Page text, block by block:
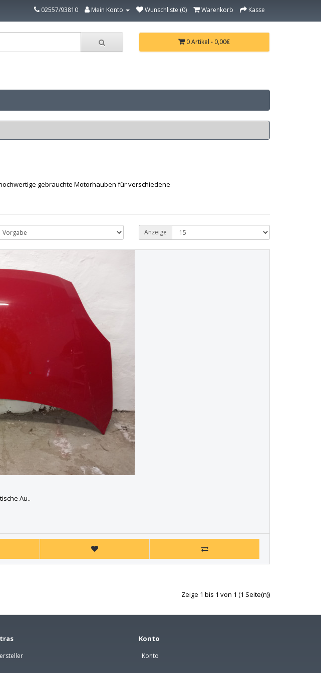
02557/93810 Mein Konto Wunschliste (0) Warenkorb Kasse
0 Artikel - 0,00€
gebrauchte Motorhauben für verschiedene
Anzeige
Au..
Zeige 1 bis 1 von 1 (1 Seite(n))
Konto
Konto